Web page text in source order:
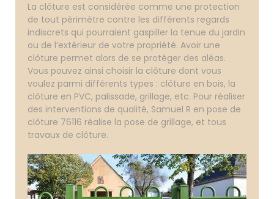
La clôture est considérée comme une protection
de tout périmètre contre les différents regards
indiscrets qui pourraient gaspiller la tenue du jardin
ou de l’extérieur de votre propriété. Avoir une
clôture permet alors de se protéger des aléas.
Vous pouvez ainsi choisir la clôture dont vous
voulez parmi différents types : clôture en bois, la
clôture en PVC, palissade, grillage, etc. Pour réaliser
des interventions de qualité, Samuel R en pose de
clôture 76116 réalise la pose de grillage, et tous
travaux de clôture.